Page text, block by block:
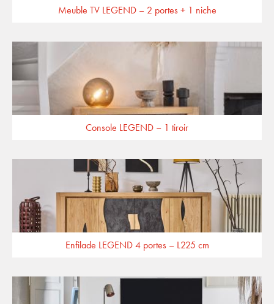
Meuble TV LEGEND – 2 portes + 1 niche
Console LEGEND – 1 tiroir
Enfilade LEGEND 4 portes – L225 cm